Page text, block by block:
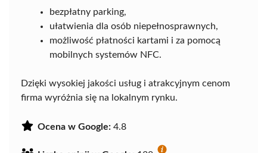
bezpłatny parking,
ułatwienia dla osób niepełnosprawnych,
możliwość płatności kartami i za pomocą
mobilnych systemów NFC.
Dzięki wysokiej jakości usług i atrakcyjnym cenom
firma wyróżnia się na lokalnym rynku.
Ocena w Google: 4.8